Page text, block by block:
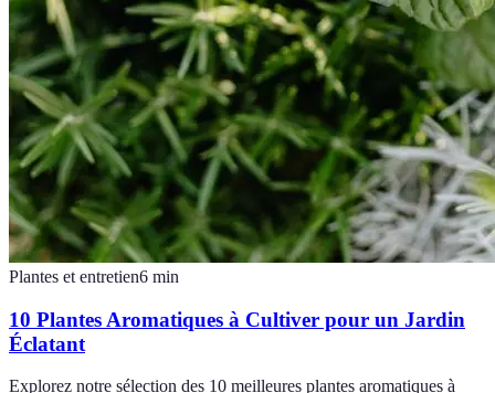
Plantes et entretien6 min
10 Plantes Aromatiques à Cultiver pour un Jardin
Éclatant
Explorez notre sélection des 10 meilleures plantes aromatiques à